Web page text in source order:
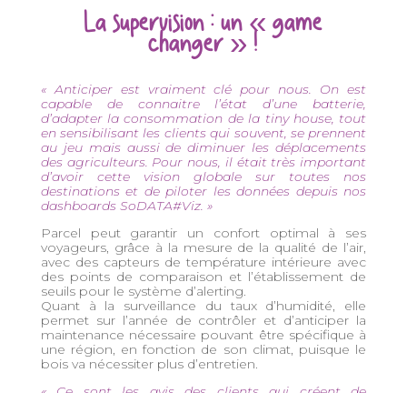
La supervision : un « game
changer » !
« Anticiper est vraiment clé pour nous. On est
capable de connaitre l’état d’une batterie,
d’adapter la consommation de la tiny house, tout
en sensibilisant les clients qui souvent, se prennent
au jeu mais aussi de diminuer les déplacements
des agriculteurs. Pour nous, il était très important
d’avoir cette vision globale sur toutes nos
destinations et de piloter les données depuis nos
dashboards SoDATA#Viz. »
Parcel peut garantir un confort optimal à ses
voyageurs, grâce à la mesure de la qualité de l’air,
avec des capteurs de température intérieure avec
des points de comparaison et l’établissement de
seuils pour le système d’alerting.
Quant à la surveillance du taux d’humidité, elle
permet sur l’année de contrôler et d’anticiper la
maintenance nécessaire pouvant être spécifique à
une région, en fonction de son climat, puisque le
bois va nécessiter plus d’entretien.